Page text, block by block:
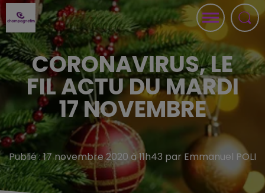
CORONAVIRUS, LE
FIL ACTU DU MARDI
17 NOVEMBRE
Publié : 17 novembre 2020 à 11h43 par Emmanuel POLI